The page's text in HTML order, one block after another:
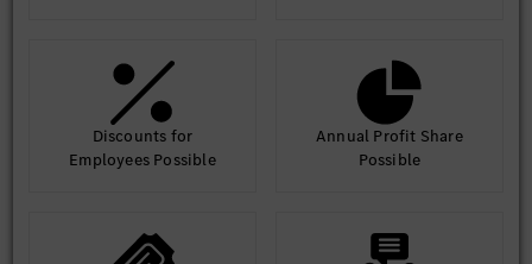
Discounts for
Employees Possible
Annual Profit Share
Possible